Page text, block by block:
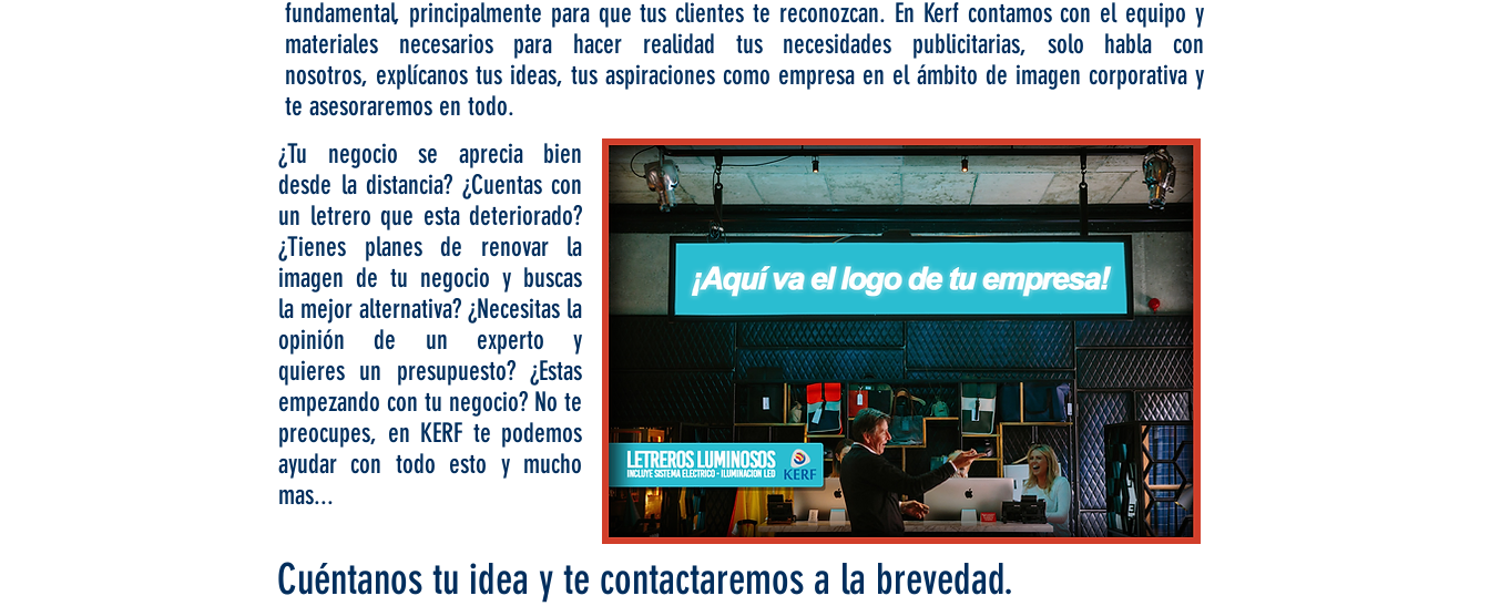
fundamental, principalmente para que tus clientes te reconozcan. En Kerf contamos con el equipo y
materiales necesarios para hacer realidad tus necesidades publicitarias, solo habla con
nosotros, explícanos tus ideas, tus aspiraciones como empresa en el ámbito de imagen corporativa y
te asesoraremos en todo.
¿Tu negocio se aprecia bien
desde la distancia? ¿Cuentas con
un letrero que esta deteriorado?
¿Tienes planes de renovar la
imagen de tu negocio y buscas
la mejor alternativa? ¿Necesitas la
opinión de un experto y
quieres un presupuesto? ¿Estas
empezando con tu negocio? No te
preocupes, en KERF te podemos
ayudar con todo esto y mucho
mas...
Cuéntanos tu idea y te contactaremos a la brevedad.